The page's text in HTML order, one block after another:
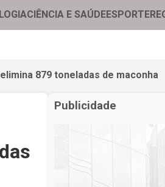
CIÊNCIA E SAÚDEESPORTE
879 toneladas de maconha
Publicidade